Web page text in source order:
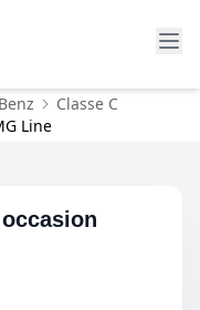
Classe C
Line